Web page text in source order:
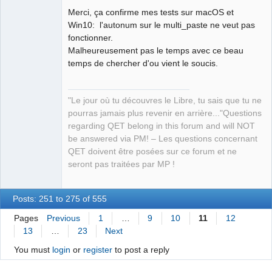
Merci, ça confirme mes tests sur macOS et
Win10: l'autonum sur le multi_paste ne veut pas
fonctionner.
Malheureusement pas le temps avec ce beau
temps de chercher d'ou vient le soucis.
"Le jour où tu découvres le Libre, tu sais que tu ne
pourras jamais plus revenir en arrière..."Questions
regarding QET belong in this forum and will NOT
be answered via PM! – Les questions concernant
QET doivent être posées sur ce forum et ne
seront pas traitées par MP !
Posts: 251 to 275 of 555
Pages Previous 1 9 10 11
12
13
23
Next
You must login or registerto post a reply